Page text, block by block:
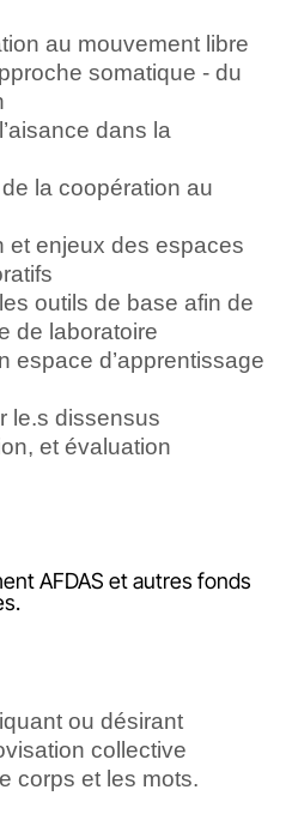
au mouvement libre
somatique - du
dans la
la coopération au
et enjeux des espaces
outils de base afin de
de laboratoire
espace d’apprentissage
le.s dissensus
et évaluation
AFDAS et autres fonds
ou désirant
collective
corps et les mots.